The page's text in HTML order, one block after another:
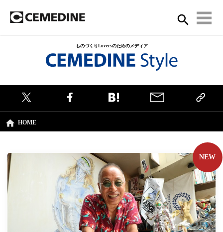
ものづくりLoversのためのメディア
HOME
NEW